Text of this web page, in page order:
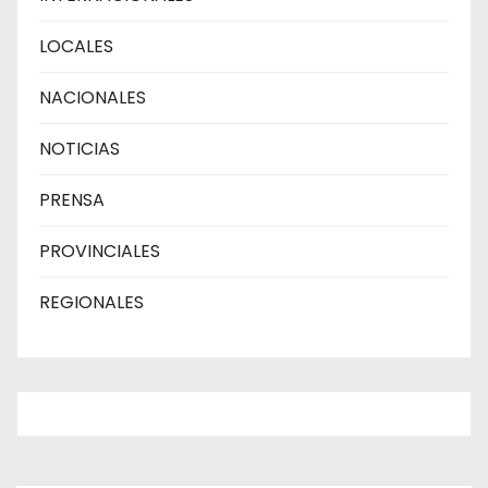
LOCALES
NACIONALES
NOTICIAS
PRENSA
PROVINCIALES
REGIONALES